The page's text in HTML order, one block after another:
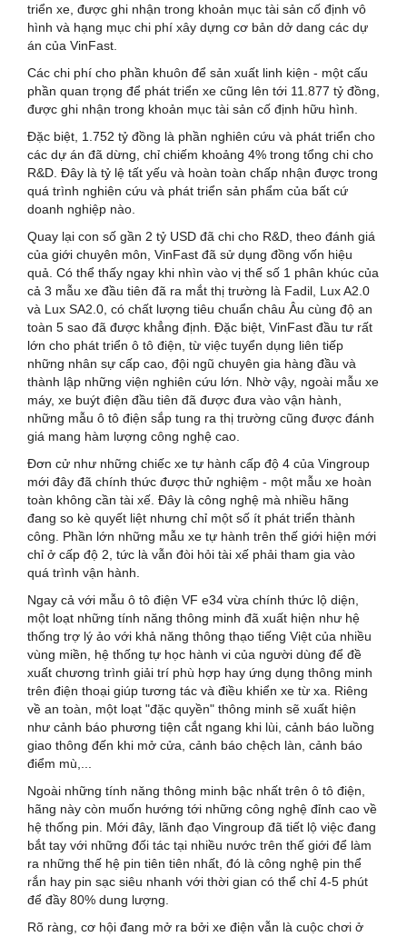
triển xe, được ghi nhận trong khoản mục tài sản cố định vô
hình và hạng mục chi phí xây dựng cơ bản dở dang các dự
án của VinFast.
Các chi phí cho phần khuôn để sản xuất linh kiện - một cấu
phần quan trọng để phát triển xe cũng lên tới 11.877 tỷ đồng,
được ghi nhận trong khoản mục tài sản cố định hữu hình.
Đặc biệt, 1.752 tỷ đồng là phần nghiên cứu và phát triển cho
các dự án đã dừng, chỉ chiếm khoảng 4% trong tổng chi cho
R&D. Đây là tỷ lệ tất yếu và hoàn toàn chấp nhận được trong
quá trình nghiên cứu và phát triển sản phẩm của bất cứ
doanh nghiệp nào.
Quay lại con số gần 2 tỷ USD đã chi cho R&D, theo đánh giá
của giới chuyên môn, VinFast đã sử dụng đồng vốn hiệu
quả. Có thể thấy ngay khi nhìn vào vị thế số 1 phân khúc của
cả 3 mẫu xe đầu tiên đã ra mắt thị trường là Fadil, Lux A2.0
và Lux SA2.0, có chất lượng tiêu chuẩn châu Âu cùng độ an
toàn 5 sao đã được khẳng định. Đặc biệt, VinFast đầu tư rất
lớn cho phát triển ô tô điện, từ việc tuyển dụng liên tiếp
những nhân sự cấp cao, đội ngũ chuyên gia hàng đầu và
thành lập những viện nghiên cứu lớn. Nhờ vậy, ngoài mẫu xe
máy, xe buýt điện đầu tiên đã được đưa vào vận hành,
những mẫu ô tô điện sắp tung ra thị trường cũng được đánh
giá mang hàm lượng công nghệ cao.
Đơn cử như những chiếc xe tự hành cấp độ 4 của Vingroup
mới đây đã chính thức được thử nghiệm - một mẫu xe hoàn
toàn không cần tài xế. Đây là công nghệ mà nhiều hãng
đang so kè quyết liệt nhưng chỉ một số ít phát triển thành
công. Phần lớn những mẫu xe tự hành trên thế giới hiện mới
chỉ ở cấp độ 2, tức là vẫn đòi hỏi tài xế phải tham gia vào
quá trình vận hành.
Ngay cả với mẫu ô tô điện VF e34 vừa chính thức lộ diện,
một loạt những tính năng thông minh đã xuất hiện như hệ
thống trợ lý ảo với khả năng thông thạo tiếng Việt của nhiều
vùng miền, hệ thống tự học hành vi của người dùng để đề
xuất chương trình giải trí phù hợp hay ứng dụng thông minh
trên điện thoại giúp tương tác và điều khiển xe từ xa. Riêng
về an toàn, một loạt "đặc quyền" thông minh sẽ xuất hiện
như cảnh báo phương tiện cắt ngang khi lùi, cảnh báo luồng
giao thông đến khi mở cửa, cảnh báo chệch làn, cảnh báo
điểm mù,...
Ngoài những tính năng thông minh bậc nhất trên ô tô điện,
hãng này còn muốn hướng tới những công nghệ đỉnh cao về
hệ thống pin. Mới đây, lãnh đạo Vingroup đã tiết lộ việc đang
bắt tay với những đối tác tại nhiều nước trên thế giới để làm
ra những thế hệ pin tiên tiên nhất, đó là công nghệ pin thể
rắn hay pin sạc siêu nhanh với thời gian có thể chỉ 4-5 phút
để đầy 80% dung lượng.
Rõ ràng, cơ hội đang mở ra bởi xe điện vẫn là cuộc chơi ở